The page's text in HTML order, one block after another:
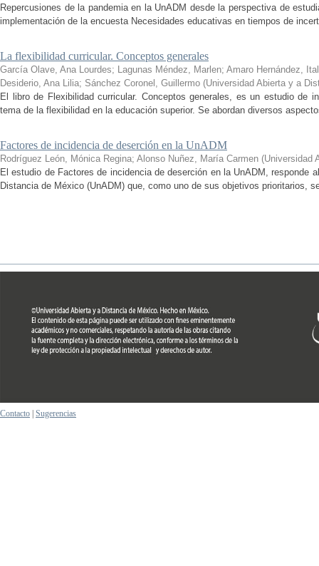
Repercusiones de la pandemia en la UnADM desde la perspectiva de
implementación de la encuesta Necesidades educativas en tiempos de
La flexibilidad curricular. Conceptos generales
García Olave, Ana Lourdes; Lagunas Méndez, Marlen; Amaro Hernández,
Desiderio, Ana Lilia; Sánchez Coronel, Guillermo (Universidad Abierta y a
El libro de Flexibilidad curricular. Conceptos generales, es un estudio de
tema de la flexibilidad en la educación superior. Se abordan diversos
Factores de incidencia de deserción en la UnADM
Rodríguez León, Mónica Regina; Alonso Nuñez, María Carmen (Universidad
El estudio de Factores de incidencia de deserción en la UnADM, responde
Distancia de México (UnADM) que, como uno de sus objetivos prioritarios,
Contacto Sugerencias